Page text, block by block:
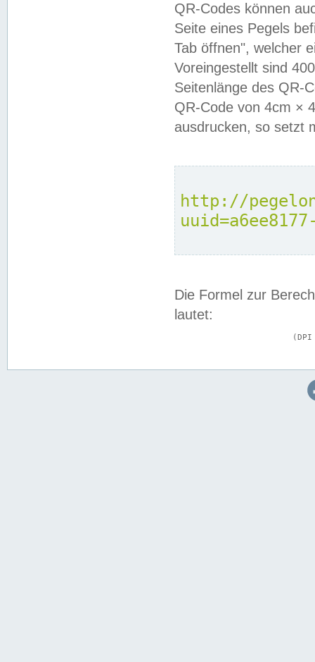
QR-Codes können
Seite eines Pegels
Tab öffnen", welcher
Voreingestellt sind
Seitenlänge des QR-
QR-Code von 4cm ×
ausdrucken, so setzt
http://
Die Formel zur
lautet: